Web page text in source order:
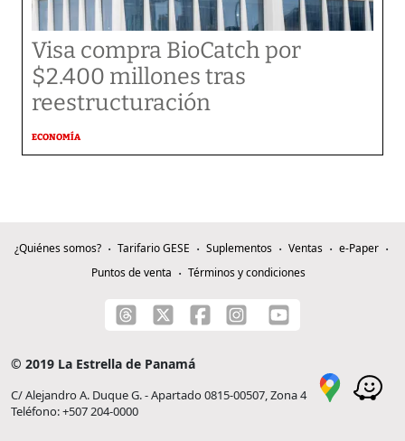
Visa compra BioCatch por
$2.400 millones tras
reestructuración
ECONOMÍA
¿Quiénes somos? Tarifario GESE Suplementos Ventas
e-Paper
Puntos de venta
Términos y condiciones
© 2019 La Estrella de Panamá
C/ Alejandro A. Duque G. - Apartado 0815-00507, Zona 4
Teléfono: +507 204-0000